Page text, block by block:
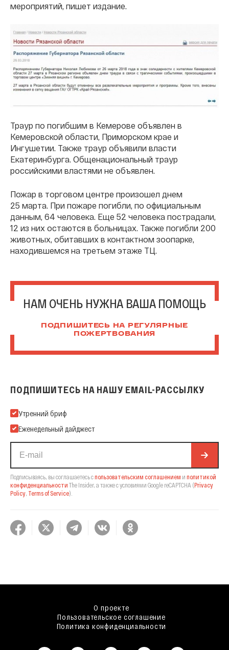
мероприятий, пишет издание.
Траур по погибшим в Кемерове объявлен в
Кемеровской области, Приморском крае и
Ингушетии. Также траур объявили власти
Екатеринбурга. Общенациональный траур
российскими властями не объявлен.
Пожар в торговом центре произошел днем
25 марта. При пожаре погибли, по официальным
данным, 64 человека. Еще 52 человека пострадали,
12 из них остаются в больницах. Также погибли 200
животных, обитавших в контактном зоопарке,
находившемся на третьем этаже ТЦ.
НАМ ОЧЕНЬ НУЖНА ВАША ПОМОЩЬ
ПОДПИШИТЕСЬ НА РЕГУЛЯРНЫЕ
ПОЖЕРТВОВАНИЯ
ПОДПИШИТЕСЬ НА НАШУ EMAIL-РАССЫЛКУ
Подпишитесь на нашу Email-рассылку
Утренний бриф
Еженедельный дайджест
Подписываясь, вы соглашаетесь спользовательским соглашением и политикой
конфиденциальности The Insider, а также с условиями Google reCAPTCHA (Privacy
Policy, Terms of Service).
О проекте
Пользовательское соглашение
Политика конфиденциальности